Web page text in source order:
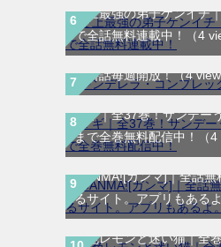
史上最強の弟子ケンイチ
で全話無料連載中！
（4
シンデレラ・コンプレッ
無料話毎週開放！（4
マギ｜全37巻！サンデー
まで全巻無料配信中！
（
GANMA![ガンマ]｜全話
るサイト。アプリもあるよ
空色レモンと迷い猫｜全